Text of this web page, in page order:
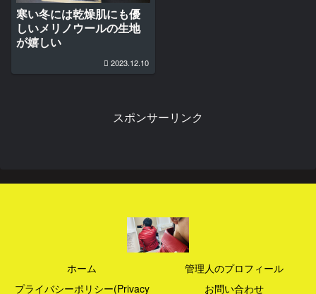
寒い冬には乾燥肌にも優
しいメリノウールの生地
が嬉しい
2023.12.10
スポンサーリンク
ホーム
管理人のプロフィール
プライバシーポリシー(Privacy
お問い合わせ